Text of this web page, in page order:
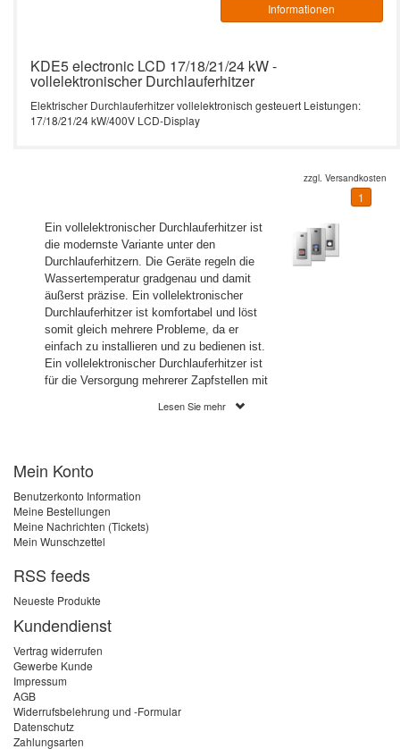
Informationen
KDE5 electronic LCD 17/18/21/24 kW -
vollelektronischer Durchlauferhitzer
Elektrischer Durchlauferhitzer vollelektronisch gesteuert Leistungen:
17/18/21/24 kW/400V LCD-Display
zzgl. Versandkosten
1
Ein vollelektronischer Durchlauferhitzer ist
die modernste Variante unter den
Durchlauferhitzern. Die Geräte regeln die
Wassertemperatur gradgenau und damit
äußerst präzise. Ein vollelektronischer
Durchlauferhitzer ist komfortabel und löst
somit gleich mehrere Probleme, da er
einfach zu installieren und zu bedienen ist.
Ein vollelektronischer Durchlauferhitzer ist
für die Versorgung mehrerer Zapfstellen mit
Ein vollelektronischer
Temperatur gradgenau
Wenn ein vollelektronischer Durchlauferhitzer
Temperaturschwankungen der Vergangenheit
an. Die Wassertemperatur kann zwischen 30
werden. Dank des Verbrühungsschutzes
kann die Maximaltemperatur begrenzt
werden. Dies kann beispielsweise dann
sinnvoll sein, wenn Kleinkinder oder
leben. Viele Geräte verfügen über eine
dimmbare LCD-Anzeige, auf der Ein- und
Lesen Sie mehr
Mein Konto
Benutzerkonto Information
Meine Bestellungen
Meine Nachrichten (Tickets)
Mein Wunschzettel
RSS feeds
Neueste Produkte
Kundendienst
Vertrag widerrufen
Gewerbe Kunde
Impressum
AGB
Widerrufsbelehrung und -Formular
Datenschutz
Zahlungsarten